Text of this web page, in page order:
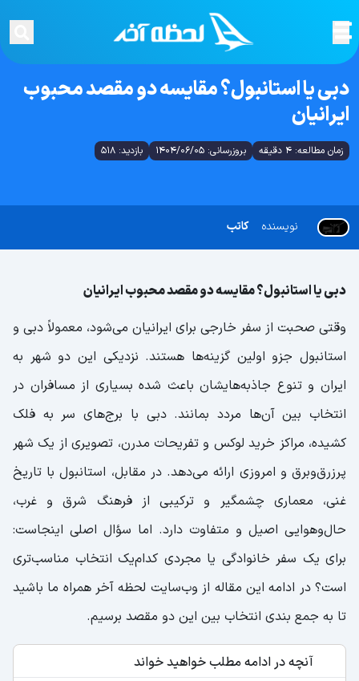
دبی یا استانبول؟ مقایسه دو مقصد محبوب
ایرانیان
زمان مطالعه: 4 دقیقه بروزرسانی: 1404/06/05 بازدید: 518
کاتب نویسنده
دبی یا استانبول؟ مقایسه دو مقصد محبوب ایرانیان
وقتی صحبت از سفر خارجی برای ایرانیان می‌شود، معمولاً دبی و
استانبول جزو اولین گزینه‌ها هستند. نزدیکی این دو شهر به
ایران و تنوع جاذبه‌هایشان باعث شده بسیاری از مسافران در
انتخاب بین آن‌ها مردد بمانند. دبی با برج‌های سر به فلک
کشیده، مراکز خرید لوکس و تفریحات مدرن، تصویری از یک شهر
پرزرق‌وبرق و امروزی ارائه می‌دهد. در مقابل، استانبول با تاریخ
غنی، معماری چشمگیر و ترکیبی از فرهنگ شرق و غرب،
حال‌وهوایی اصیل و متفاوت دارد. اما سؤال اصلی اینجاست:
برای یک سفر خانوادگی یا مجردی کدام‌یک انتخاب مناسب‌تری
است؟ در ادامه این مقاله از وب‌سایت لحظه آخر همراه ما باشید
تا به جمع بندی انتخاب بین این دو مقصد برسیم.
آنچه در ادامه مطلب خواهید خواند